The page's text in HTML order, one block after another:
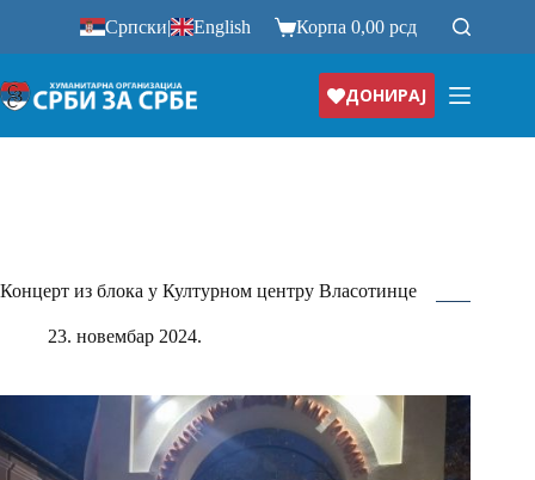
Српски| English Корпа0,00рсд
ДОНИРАЈ
Концерт из блока у Културном центру Власотинце
23. новембар 2024.